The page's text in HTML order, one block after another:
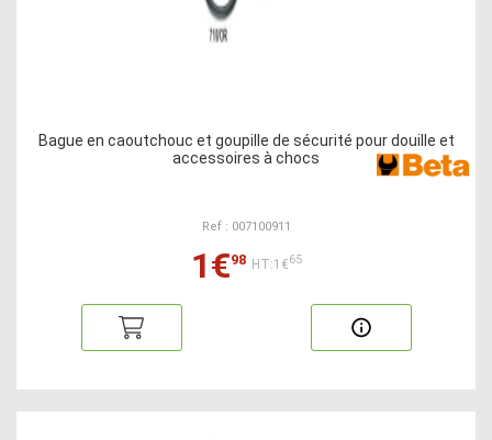
Bague en caoutchouc et goupille de sécurité pour douille et
accessoires à chocs
Ref : 007100911
1€98 HT:1€65